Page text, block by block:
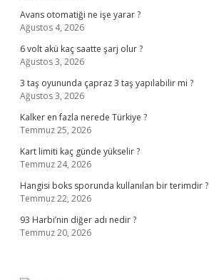
Avans otomatiği ne işe yarar ?
Ağustos 4, 2026
6 volt akü kaç saatte şarj olur ?
Ağustos 3, 2026
3 taş oyununda çapraz 3 taş yapılabilir mi ?
Ağustos 3, 2026
Kalker en fazla nerede Türkiye ?
Temmuz 25, 2026
Kart limiti kaç günde yükselir ?
Temmuz 24, 2026
Hangisi boks sporunda kullanılan bir terimdir ?
Temmuz 22, 2026
93 Harbi’nin diğer adı nedir ?
Temmuz 20, 2026